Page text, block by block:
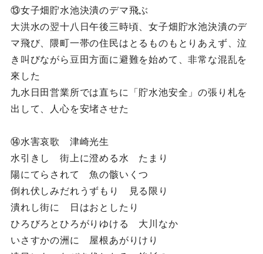
⑬女子畑貯水池決潰のデマ飛ぶ
大洪水の翌十八日午後三時頃、女子畑貯水池決潰のデ
マ飛び、隈町一帯の住民はとるものもとりあえず、泣
き叫びながら豆田方面に避難を始めて、非常な混乱を
來した
九水日田営業所では直ちに「貯水池安全」の張り札を
出して、人心を安堵させた
⑭水害哀歌 津崎光生
水引きし 街上に澄める水 たまり
陽にてらされて 魚の骸いくつ
倒れ伏しみだれうずもり 見る限り
潰れし街に 日はおとしたり
ひろびろとひろがりゆける 大川なか
いさすかの洲に 屋根あがりけり